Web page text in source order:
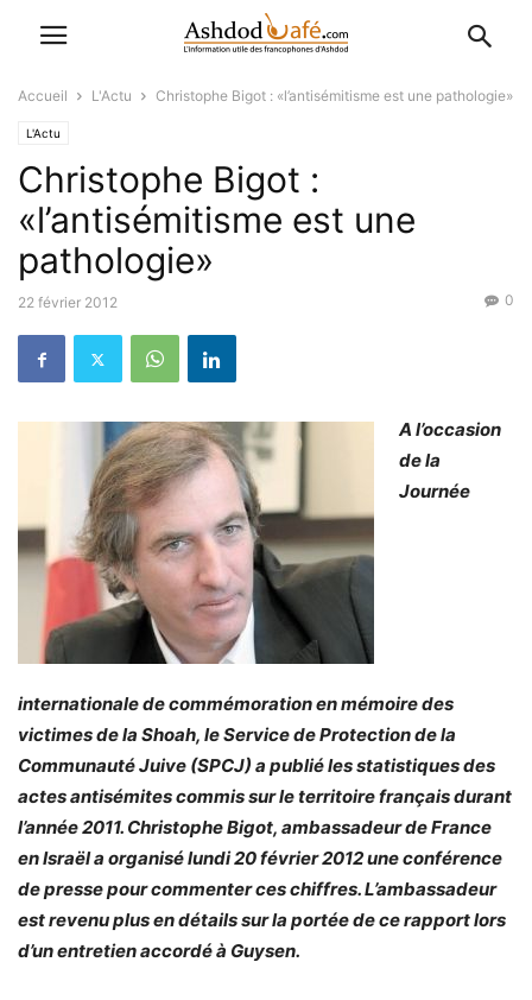
Accueil L'Actu Christophe Bigot : «l’antisémitisme est une pathologie»
L'Actu
Christophe Bigot :
«l’antisémitisme est une
pathologie»
22 février 2012 0
A l’occasion
de la
Journée
internationale de commémoration en mémoire des
victimes de la Shoah, le Service de Protection de la
Communauté Juive (SPCJ) a publié les statistiques des
actes antisémites commis sur le territoire français durant
l’année 2011. Christophe Bigot, ambassadeur de France
en Israël a organisé lundi 20 février 2012 une conférence
de presse pour commenter ces chiffres. L’ambassadeur
est revenu plus en détails sur la portée de ce rapport lors
d’un entretien accordé à Guysen.